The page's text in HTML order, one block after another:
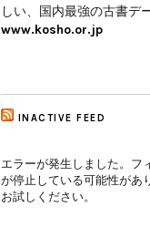
しい、国内最強の古書デ
www.kosho.or.jp
INACTIVE FEED
エラーが発生しました。フ
が停止している可能性があ
お試しください。